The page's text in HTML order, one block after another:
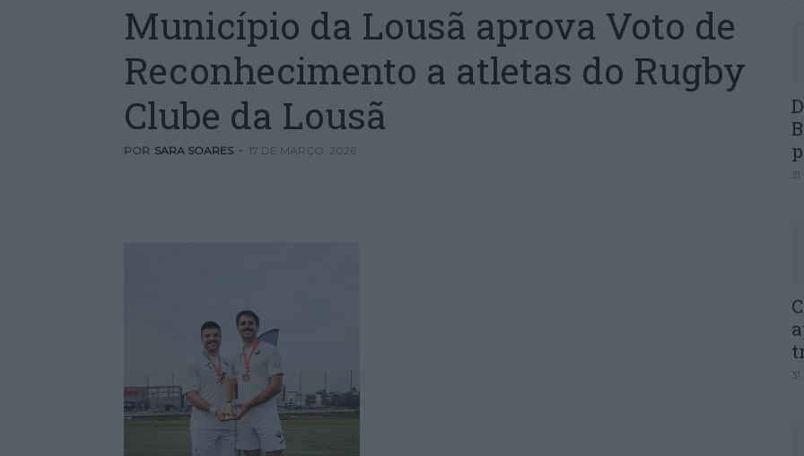
Município da Lousã aprova Voto de
Reconhecimento a atletas do Rugby
Clube da Lousã
POR SARA SOARES - 17 DE MARÇO, 2026